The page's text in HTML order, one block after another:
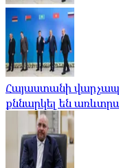
Հայաստանի
քննարկել են